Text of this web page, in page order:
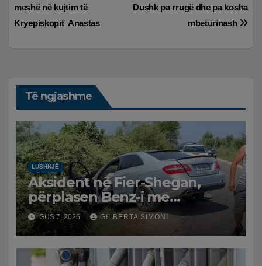
postimet
Dushk pa rrugë dhe pa kosha
mbeturinash
meshë në kujtim të
Kryepiskopit Anastas
Të ngjashme
LUSHNJË
Aksident në Fier-Shegan,
përplasen Benz-i me
furgonin, plagoset një i
moshuar
GUS 7, 2026 GILBERTA SIMONI